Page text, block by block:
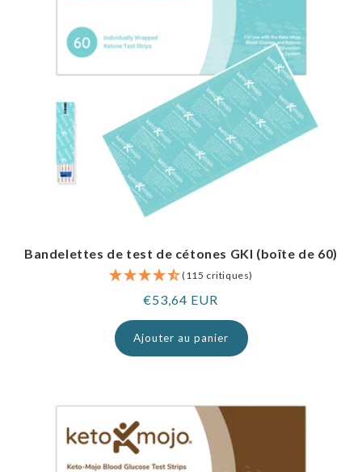
Bandelettes de test de cétones GKI (boîte de 60)
(115 critiques)
Prix
normal
€53,64 EUR
Ajouter au panier